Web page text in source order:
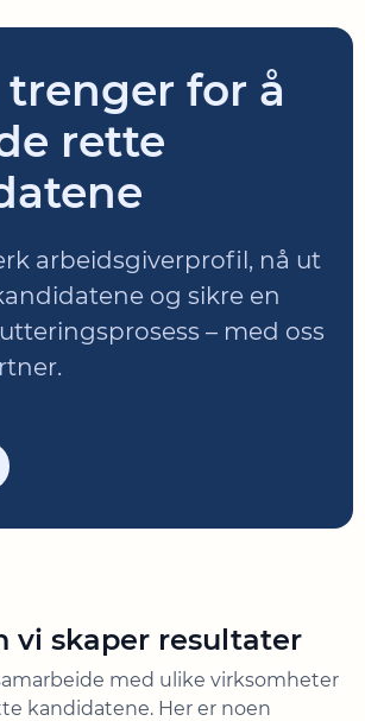
for å
rette
arbeidsgiverprofil, nå ut
og sikre en
– med oss
vi skaper resultater
med ulike virksomheter
kandidatene. Her er noen